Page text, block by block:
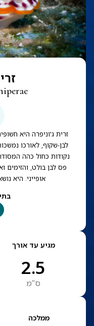
זרית ג'וניפרה היא
לבן-שקוף, לאורכו
נקודות כחול כהה
פס לבן בולט, והזימים
אופייני. היא
מגיע עד אורך
2.5
ס”מ
ממלכה